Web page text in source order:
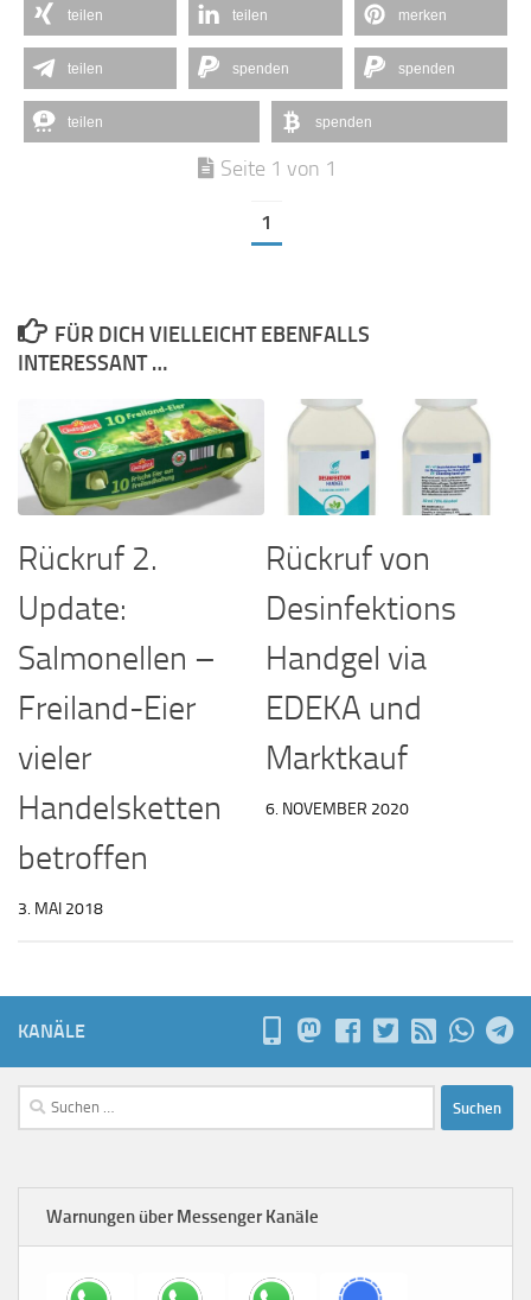
teilen teilen merken
teilen spenden spenden
teilen spenden
Seite 1 von 1
1
FÜR DICH VIELLEICHT EBENFALLS
INTERESSANT …
Rückruf 2.
Update:
Salmonellen –
Freiland-Eier
vieler
Handelsketten
betroffen
3. MAI 2018
Rückruf von
Desinfektions
Handgel via
EDEKA und
Marktkauf
6. NOVEMBER 2020
KANÄLE
Suchen
nach:
Warnungen über Messenger Kanäle